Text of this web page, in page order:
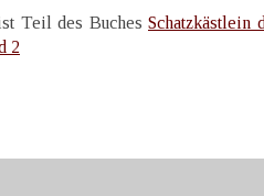
Teil des Buches Schatzkästlein
2